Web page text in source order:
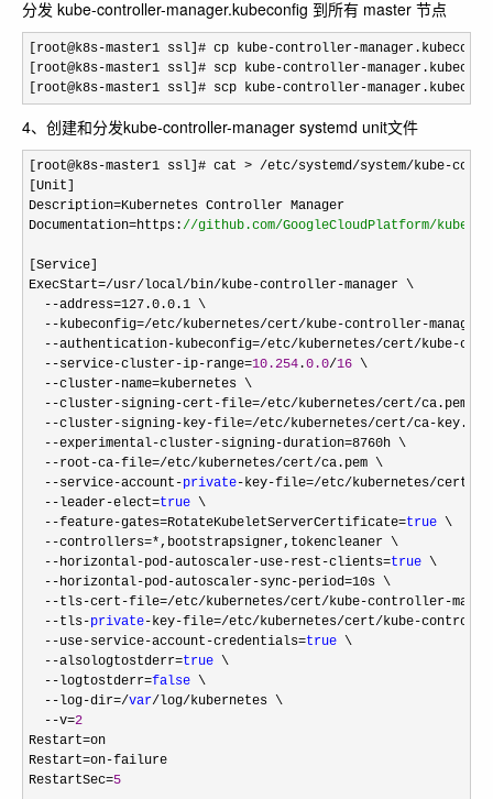
分发 kube-controller-manager.kubeconfig 到所有 master 节点
[root@k8s-master1 ssl]# cp kube-controller-
[root@k8s-master1 ssl]# scp kube-controller-
[root@k8s-master1 ssl]# scp kube-controller-
4、创建和分发kube-controller-manager systemd unit文件
[root@k8s-master1 ssl]# cat > /etc/systemd/system/kube-
[Unit]
Description=Kubernetes Controller Manager
Documentation=https://github.com/GoogleCloudPlatform/
[Service]
ExecStart=/usr/local/bin/kube-controller-manager \
  --address=127.0.0.1 \
  --kubeconfig=/etc/kubernetes/cert/kube-controller-
--authentication-kubeconfig=/etc/kubernetes/cert/kube-
--service-cluster-ip-range=10.254 .0.0/16 \
--cluster-name=kubernetes \
--cluster-signing-cert-file=/etc/kubernetes/cert/ca.pem \
--cluster-signing-key-file=/etc/kubernetes/cert/ca-
--experimental-cluster-signing-duration=8760h \
--root-ca-file=/etc/kubernetes/cert/ca.pem \
--service-account-private-key-file=/etc/kubernetes/cert/
--leader-elect=true \
--feature-gates=RotateKubeletServerCertificate=true \
--controllers=*,bootstrapsigner,tokencleaner \
--horizontal-pod-autoscaler-use-rest-clients=true \
--horizontal-pod-autoscaler-sync-period=10s \
--tls-cert-file=/etc/kubernetes/cert/kube-controller-
--tls-private-key-file=/etc/kubernetes/cert/kube-
--use-service-account-credentials=true \
--alsologtostderr=true \
--logtostderr=false \
--log-dir=/var/log/kubernetes \
--v=2
Restart=on
Restart=on-failure
RestartSec=5